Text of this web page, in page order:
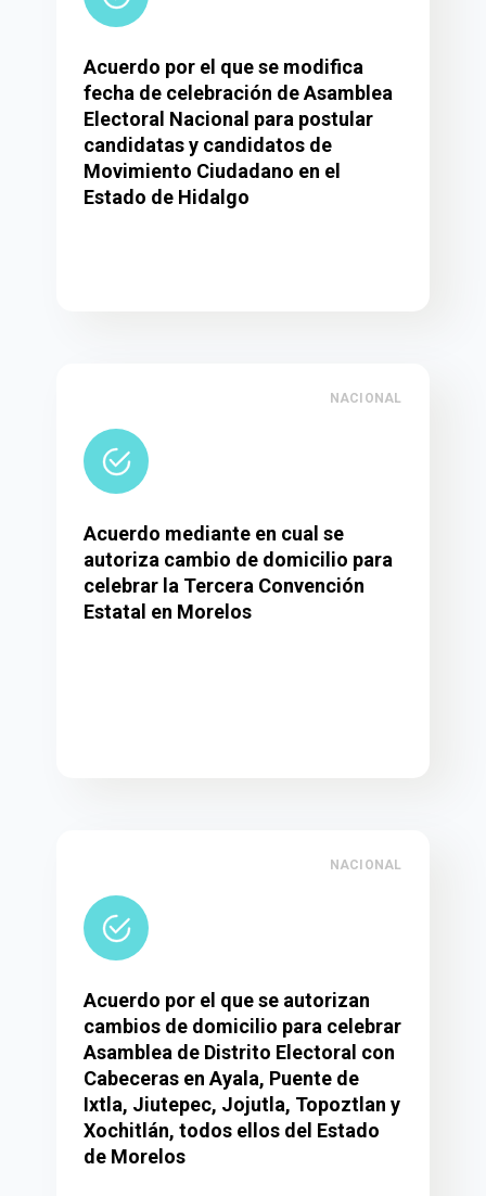
Acuerdo por el que se modifica
fecha de celebración de Asamblea
Electoral Nacional para postular
candidatas y candidatos de
Movimiento Ciudadano en el
Estado de Hidalgo
NACIONAL
Acuerdo mediante en cual se
autoriza cambio de domicilio para
celebrar la Tercera Convención
Estatal en Morelos
NACIONAL
Acuerdo por el que se autorizan
cambios de domicilio para celebrar
Asamblea de Distrito Electoral con
Cabeceras en Ayala, Puente de
Ixtla, Jiutepec, Jojutla, Topoztlan y
Xochitlán, todos ellos del Estado
de Morelos